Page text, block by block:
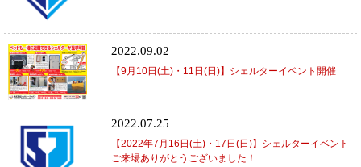
2022.09.02
【9月10日(土)・11日(日)】シェルターイベント開催
2022.07.25
【2022年7月16日(土)・17日(日)】シェルターイベント
ご来場ありがとうございました！